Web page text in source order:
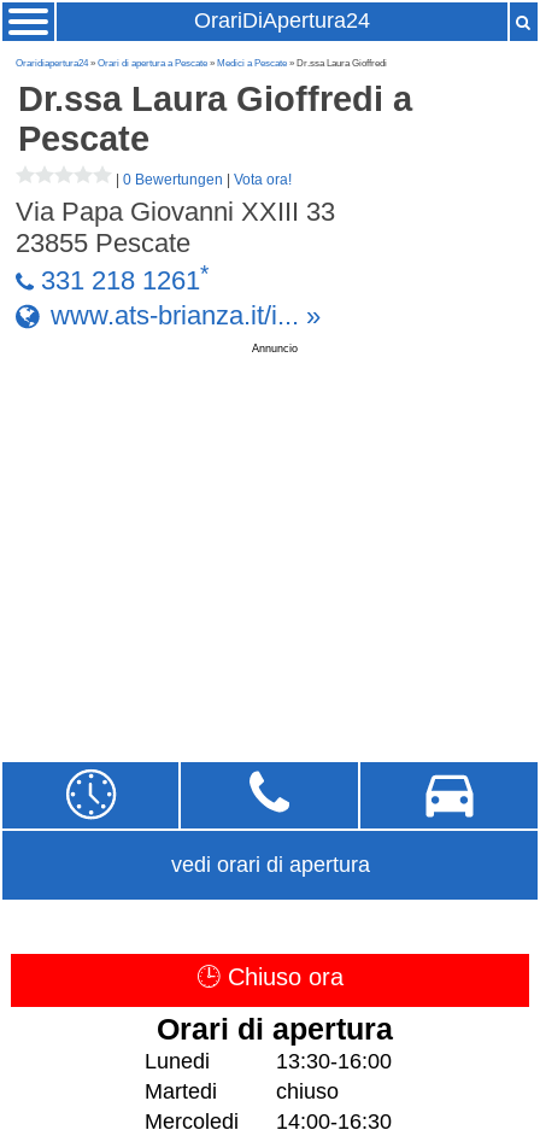
OrariDiApertura24
Oraridiapertura24»Orari di apertura a Pescate » Medici a Pescate » Dr.ssa Laura Gioffredi
Dr.ssa Laura Gioffredi a
Pescate
|0 Bewertungen |Vota ora!
Via Papa Giovanni XXIII 33
23855 Pescate
331 218 1261*
www.ats-brianza.it/i... »
Annuncio
vedi orari di apertura
🕒 Chiuso ora
Orari di apertura
Lunedi
13:30-16:00
Martedi
chiuso
Mercoledi
14:00-16:30